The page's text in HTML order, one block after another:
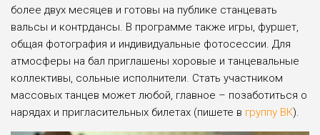
более двух месяцев и готовы на публике станцевать
вальсы и контрдансы. В программе также игры, фуршет,
общая фотография и индивидуальные фотосессии. Для
атмосферы на бал приглашены хоровые и танцевальные
коллективы, сольные исполнители. Стать участником
массовых танцев может любой, главное – позаботиться о
нарядах и пригласительных билетах (пишете в группу ВК).